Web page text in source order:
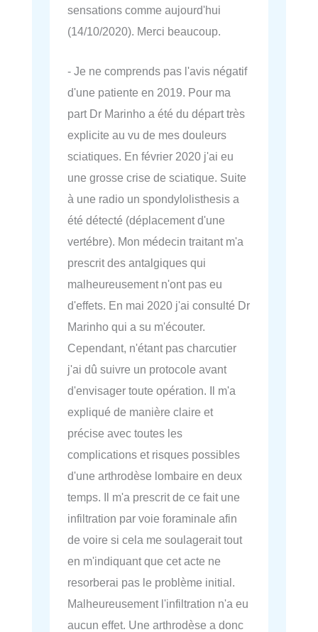
sensations comme aujourd'hui
(14/10/2020). Merci beaucoup.
- Je ne comprends pas l'avis négatif
d'une patiente en 2019. Pour ma
part Dr Marinho a été du départ très
explicite au vu de mes douleurs
sciatiques. En février 2020 j'ai eu
une grosse crise de sciatique. Suite
à une radio un spondylolisthesis a
été détecté (déplacement d'une
vertébre). Mon médecin traitant m'a
prescrit des antalgiques qui
malheureusement n'ont pas eu
d'effets. En mai 2020 j'ai consulté Dr
Marinho qui a su m'écouter.
Cependant, n'étant pas charcutier
j'ai dû suivre un protocole avant
d'envisager toute opération. Il m'a
expliqué de manière claire et
précise avec toutes les
complications et risques possibles
d'une arthrodèse lombaire en deux
temps. Il m'a prescrit de ce fait une
infiltration par voie foraminale afin
de voire si cela me soulagerait tout
en m'indiquant que cet acte ne
resorberai pas le problème initial.
Malheureusement l'infiltration n'a eu
aucun effet. Une arthrodèse a donc